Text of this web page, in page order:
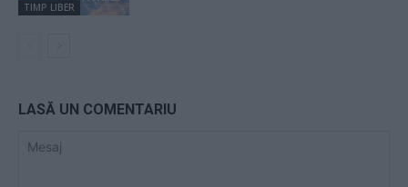
TIMP LIBER
LASĂ UN COMENTARIU